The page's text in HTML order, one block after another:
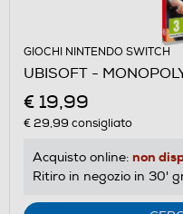
GIOCHI NINTENDO SWITCH
UBISOFT -
€ 19,99
€ 29,99 consigliato
Acquisto online: non
Ritiro in negozio in 30'